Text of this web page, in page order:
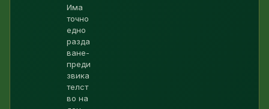
Има
точно
едно
разда
ване-
преди
звика
телст
во на